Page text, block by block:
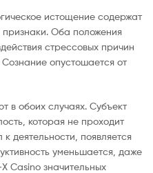
истощение содержат
Оба положения
стрессовых причин
опустошается от
в обоих случаях. Субъект
которая не проходит
деятельности, появляется
уменьшается, даже
Casino значительных